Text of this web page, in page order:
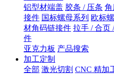
铝型材端盖 胶条 / 压条 角
接件 国标螺母系列 欧标
材角码链接件 拉手 / 合页
件
亚克力板 产品搜索
加工定制
全部 激光切割 CNC 精加